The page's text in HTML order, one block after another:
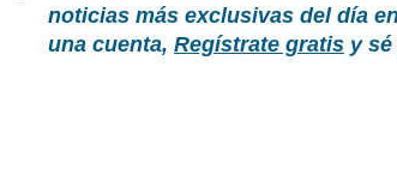
noticias más exclusivas del día
una cuenta, Regístrate gratis y